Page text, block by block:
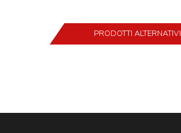
PRODOTTI ALTERNATIVI